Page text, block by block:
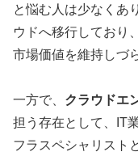
と悩む人は少なくあ
ウドへ移行しており
市場価値を維持しづ
一方で、 クラウドエ
担う存在として、IT
フラスペシャリスト